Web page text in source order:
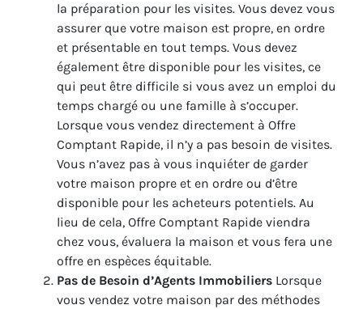
la préparation pour les visites. Vous devez vous
assurer que votre maison est propre, en ordre
et présentable en tout temps. Vous devez
également être disponible pour les visites, ce
qui peut être difficile si vous avez un emploi du
temps chargé ou une famille à s’occuper.
Lorsque vous vendez directement à Offre
Comptant Rapide, il n’y a pas besoin de visites.
Vous n’avez pas à vous inquiéter de garder
votre maison propre et en ordre ou d’être
disponible pour les acheteurs potentiels. Au
lieu de cela, Offre Comptant Rapide viendra
chez vous, évaluera la maison et vous fera une
offre en espèces équitable.
Pas de Besoin d’Agents Immobiliers Lorsque
vous vendez votre maison par des méthodes